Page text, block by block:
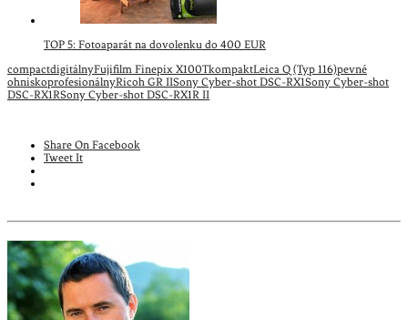
TOP 5: Fotoaparát na dovolenku do 400 EUR
compactdigitálnyFujifilm Finepix X100TkompaktLeica Q (Typ 116)pevné
ohniskoprofesionálnyRicoh GR IISony Cyber-shot DSC-RX1Sony Cyber-shot
DSC-RX1RSony Cyber-shot DSC-RX1R II
Share On Facebook
Tweet It